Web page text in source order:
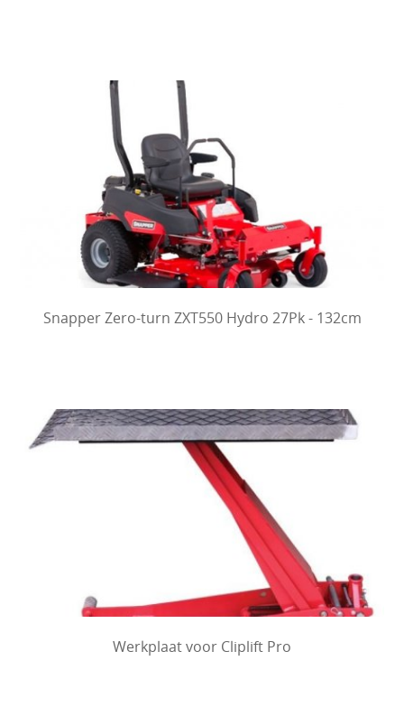
Snapper Zero-turn ZXT550 Hydro 27Pk - 132cm
Werkplaat voor Cliplift Pro